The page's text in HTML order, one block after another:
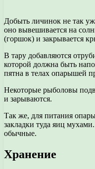
Добыть личинок не так уж
оно вывешивается на
(горшок) и закрывается
В тару добавляются
которой должна быть
пятна в телах опарышей
Некоторые рыболовы
и зарываются.
Так же, для питания
закладки туда яиц
обычные.
Хранение